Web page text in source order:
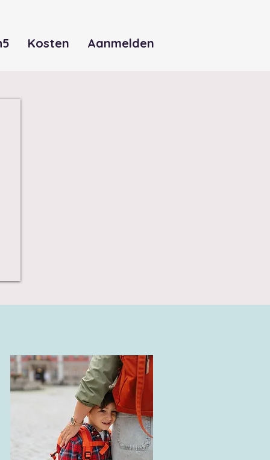
Kosten Aanmelden